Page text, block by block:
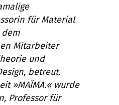
für Material
Mitarbeiter
und
betreut.
»MAÏMA.« wurde
Professor für